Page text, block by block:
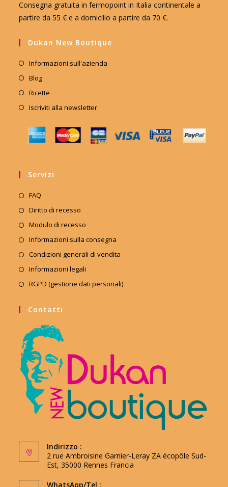
Consegna gratuita in fermopoint in Italia continentale a
partire da 55 € e a domicilio a partire da 70 €.
Dukan New Boutique
Informazioni sull'azienda
Blog
Ricette
Iscriviti alla newsletter
Servizi
FAQ
Diritto di recesso
Modulo di recesso
Informazioni sulla consegna
Condizioni generali di vendita
Informazioni legali
RGPD (gestione dati personali)
Contatti
Indirizzo :
2 rue Ambroisine Garnier-Leray ZA écopôle Sud-
Est, 35000 Rennes Francia
WhatsApp/Tel :